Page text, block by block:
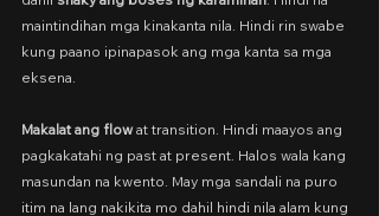
maintindihan mga kinakanta nila. Hindi rin swabe
kung paano ipinapasok ang mga kanta sa mga
eksena.
Makalat ang flow at transition. Hindi maayos ang
pagkakatahi ng past at present. Halos wala kang
masundan na kwento. May mga sandali na puro
itim na lang nakikita mo dahil hindi nila alam kung